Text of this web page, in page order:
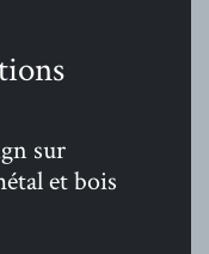
sur
et bois